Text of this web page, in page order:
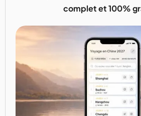
complet et 100%